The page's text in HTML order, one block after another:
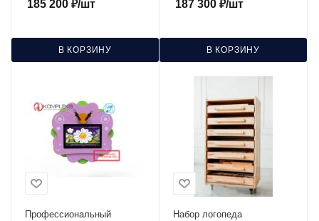
185 200 ₽/шт
В КОРЗИНУ
187 300 ₽/шт
В КОРЗИНУ
Профессиональный
Набор логопеда